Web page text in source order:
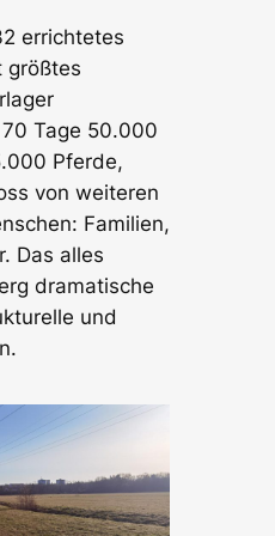
errichtetes
größtes
Tage 50.000
Pferde,
von weiteren
Familien,
Das alles
dramatische
und